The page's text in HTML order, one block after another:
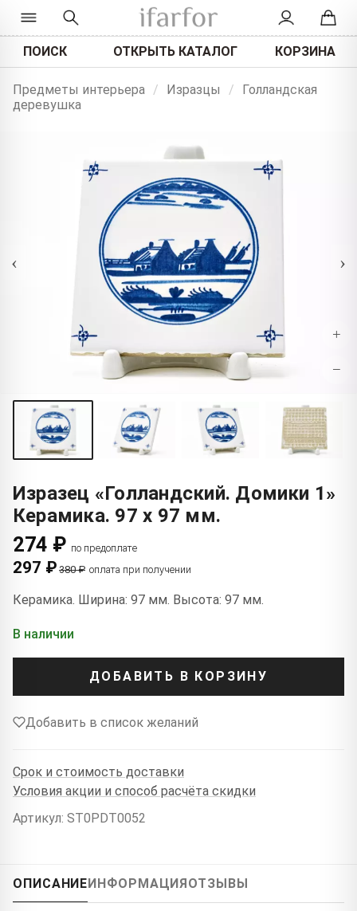
ПОИСК ОТКРЫТЬ КАТАЛОГ КОРЗИНА
Предметы интерьера / Изразцы /
Голландская
деревушка
‹ ›
+
−
Изразец «Голландский. Домики 1»
Керамика. 97 x 97 мм.
274 ₽ по предоплате
297 ₽ 380 ₽ оплата при получении
Керамика. Ширина: 97 мм. Высота: 97 мм.
В наличии
ДОБАВИТЬ В КОРЗИНУ
Добавить в список желаний
Срок и стоимость доставки
Условия акции и способ расчёта скидки
Артикул: ST0PDT0052
ОПИСАНИЕИНФОРМАЦИЯОТЗЫВЫ